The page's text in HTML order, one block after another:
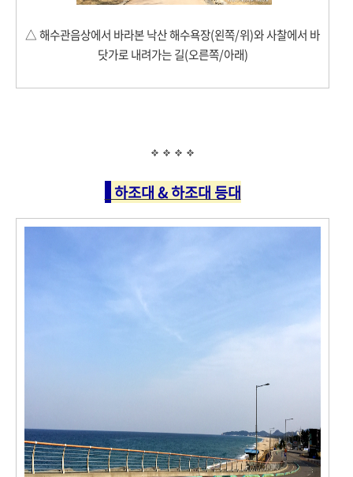
△해수관음상에서 바라본 낙산 해수욕장(왼쪽/위)와 사찰에서 바
닷가로 내려가는 길(오른쪽/아래)
하조대 & 하조대 등대